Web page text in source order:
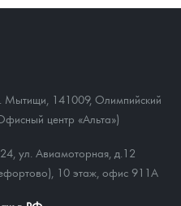
Мытищи, 141009, Олимпийский
центр «Альта»)
ул. Авиамоторная, д.12
10 этаж, офис 911А